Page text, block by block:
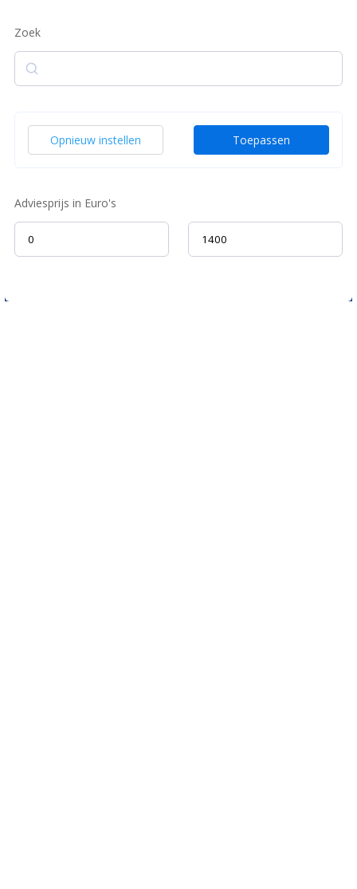
Zoek
Zoek
Toepassen
Opnieuw instellen
Adviesprijs in Euro's